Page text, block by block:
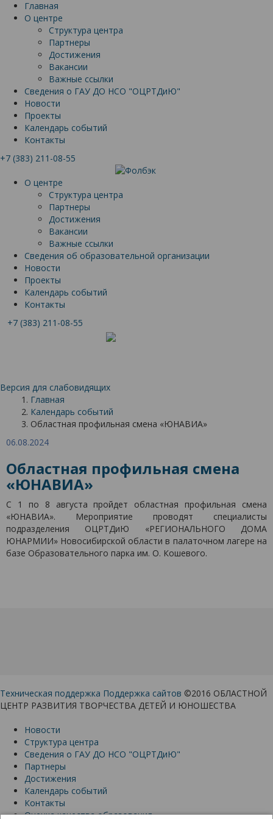
Главная
О центре
Структура центра
Партнеры
Достижения
Вакансии
Важные ссылки
Сведения о ГАУ ДО НСО "ОЦРТДиЮ"
Новости
Проекты
Календарь событий
Контакты
+7 (383) 211-08-55
О центре
Структура центра
Партнеры
Достижения
Вакансии
Важные ссылки
Сведения об образовательной организации
Новости
Проекты
Календарь событий
Контакты
+7 (383) 211-08-55
Версия для слабовидящих
Главная
Календарь событий
Областная профильная смена «ЮНАВИА»
06.08.2024
Областная профильная смена
«ЮНАВИА»
С 1 по 8 августа пройдет областная профильная смена
«ЮНАВИА». Мероприятие проводят специалисты
подразделения ОЦРТДиЮ «РЕГИОНАЛЬНОГО ДОМА
ЮНАРМИИ» Новосибирской области в палаточном лагере на
базе Образовательного парка им. О. Кошевого.
Техническая поддержка Поддержка сайтов ©2016 ОБЛАСТНОЙ
ЦЕНТР РАЗВИТИЯ ТВОРЧЕСТВА ДЕТЕЙ И ЮНОШЕСТВА
Новости
Структура центра
Сведения о ГАУ ДО НСО "ОЦРТДиЮ"
Партнеры
Достижения
Календарь событий
Контакты
Оценка качества образования